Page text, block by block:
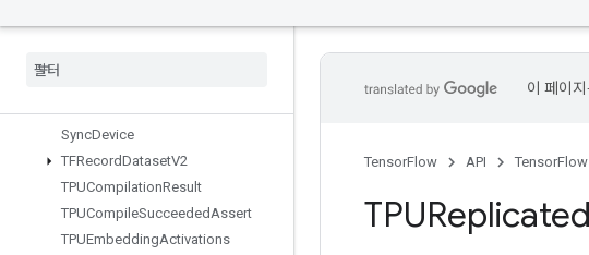
StringNGrams
SyncDevice
TFRecordDatasetV2
TPUCompilationResult
TPUCompileSucceededAssert
TPUEmbeddingActivations
이 페이
TensorFlow API TensorFlow
TPUReplicated